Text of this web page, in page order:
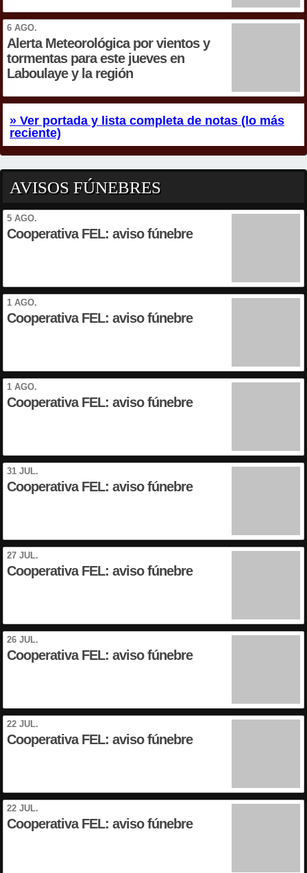
6 AGO.
Alerta Meteorológica por vientos y
tormentas para este jueves en
Laboulaye y la región
» Ver portada y lista completa de notas (lo más
reciente)
AVISOS FÚNEBRES
5 AGO.
Cooperativa FEL: aviso fúnebre
1 AGO.
Cooperativa FEL: aviso fúnebre
1 AGO.
Cooperativa FEL: aviso fúnebre
31 JUL.
Cooperativa FEL: aviso fúnebre
27 JUL.
Cooperativa FEL: aviso fúnebre
26 JUL.
Cooperativa FEL: aviso fúnebre
22 JUL.
Cooperativa FEL: aviso fúnebre
22 JUL.
Cooperativa FEL: aviso fúnebre